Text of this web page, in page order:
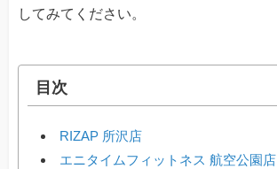
してみてください。
目次
RIZAP 所沢店
エニタイムフィットネス 航空公園店